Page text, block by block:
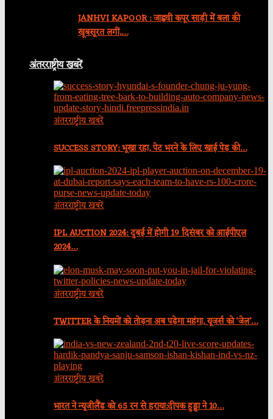
JANHVI KAPOOR : जाह्नवी कपूर साड़ी में बला की
खूबसूरत लगीं,…
अंतरराष्ट्रीय खबरें
अंतरराष्ट्रीय खबरें
SUCCESS STORY: भूखा रहा, पेट भरने के लिए खाई पेड़ की…
अंतरराष्ट्रीय खबरें
IPL AUCTION 2024: दुबई में होगी 19 दिसंबर को आईपीएल
2024…
अंतरराष्ट्रीय खबरें
TWITTER के नियमों को तोड़ना अब पड़ेगा महंगा, यूजर्स को ‘जेल’…
अंतरराष्ट्रीय खबरें
भारत ने न्यूजीलैंड को 65 रन से हराया:दीपक हुड्डा ने 10…